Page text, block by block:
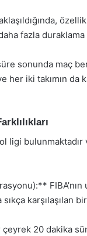
fazla duraklama
sonunda maç
her iki takımın
ligi
karşılaşılan
20 dakika